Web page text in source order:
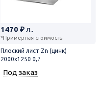
1470 ₽ л..
*Примерная стоимость
Плоский лист Zn (цинк)
2000х1250 0,7
Под заказ